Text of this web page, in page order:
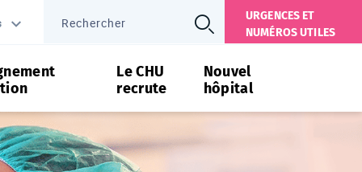
URGENCES ET
NUMÉROS UTILES
Le CHU
recrute
Nouvel
hôpital